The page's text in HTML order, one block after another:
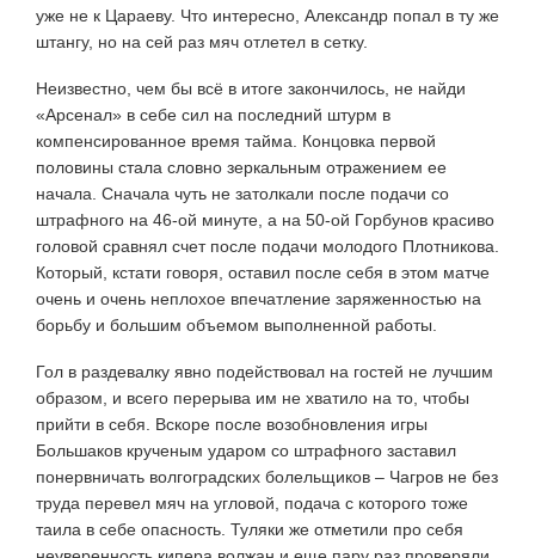
уже не к Цараеву. Что интересно, Александр попал в ту же
штангу, но на сей раз мяч отлетел в сетку.
Неизвестно, чем бы всё в итоге закончилось, не найди
«Арсенал» в себе сил на последний штурм в
компенсированное время тайма. Концовка первой
половины стала словно зеркальным отражением ее
начала. Сначала чуть не затолкали после подачи со
штрафного на 46-ой минуте, а на 50-ой Горбунов красиво
головой сравнял счет после подачи молодого Плотникова.
Который, кстати говоря, оставил после себя в этом матче
очень и очень неплохое впечатление заряженностью на
борьбу и большим объемом выполненной работы.
Гол в раздевалку явно подействовал на гостей не лучшим
образом, и всего перерыва им не хватило на то, чтобы
прийти в себя. Вскоре после возобновления игры
Большаков крученым ударом со штрафного заставил
понервничать волгоградских болельщиков – Чагров не без
труда перевел мяч на угловой, подача с которого тоже
таила в себе опасность. Туляки же отметили про себя